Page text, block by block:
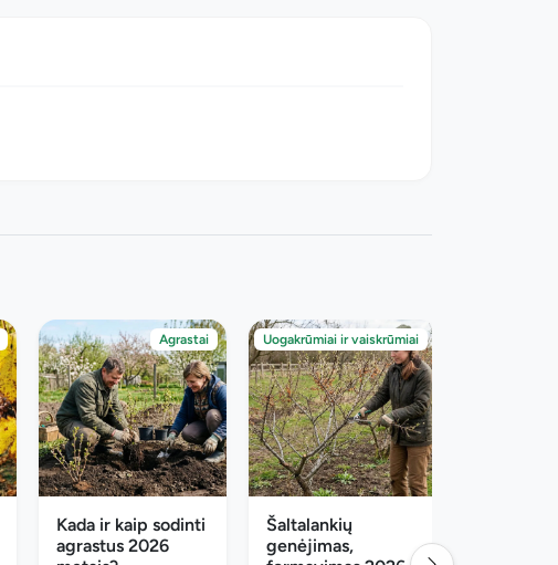
Agrastai
Kada ir kaip sodinti
agrastus 2026
Uogakrūmiai ir vaiskrūmiai
Šaltalankių
genėjimas,